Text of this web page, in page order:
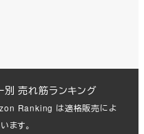
別 売れ筋ランキング
Ranking は適格販売によ
ます。